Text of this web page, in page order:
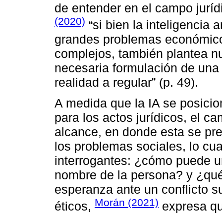
de entender en el campo
(2020) “si bien la inteligencia
grandes problemas
complejos, también plantea
necesaria formulación de
realidad a regular” (p. 49).
A medida que la IA se
para los actos jurídicos, el
alcance, en donde esta se
los problemas sociales, lo
interrogantes: ¿cómo puede
nombre de la persona? y
esperanza ante un conflicto
éticos, Morán (2021) expresa